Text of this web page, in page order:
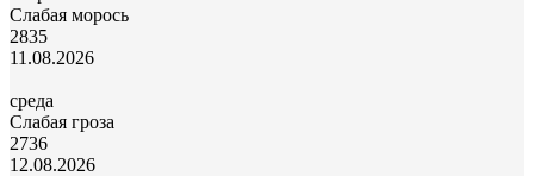
Слабая морось
2835
11.08.2026
среда
Слабая гроза
2736
12.08.2026